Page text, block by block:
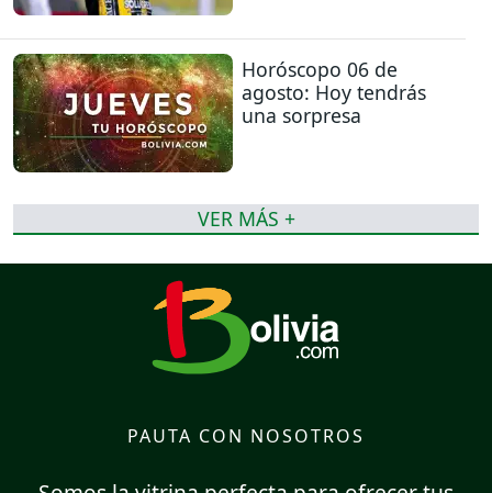
Horóscopo 06 de
agosto: Hoy tendrás
una sorpresa
VER MÁS +
PAUTA CON NOSOTROS